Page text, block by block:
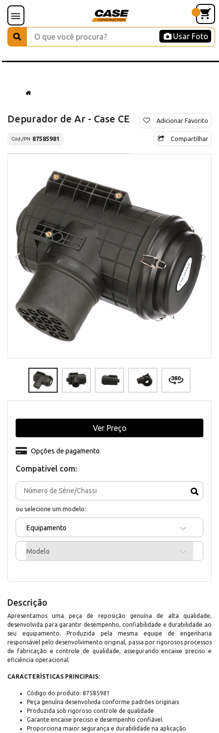
Usar Foto
Depurador de Ar - Case CE
Cód./PN 87585981
Adicionar Favorito
Compartilhar
Compativel com:
ou selecione um modelo:
Equipamento
Modelo
Opções de pagamento
Ver Preço
Descrição
Apresentamos uma peça de reposição genuína de alta qualidade,
desenvolvida para garantir desempenho, confiabilidade e durabilidade ao
seu equipamento. Produzida pela mesma equipe de engenharia
responsável pelo desenvolvimento original, passa por rigorosos processos
de fabricação e controle de qualidade, assegurando encaixe preciso e
eficiência operacional.
CARACTERÍSTICAS PRINCIPAIS:
Código do produto: 87585981
Peça genuína desenvolvida conforme padrões originais
Produzida sob rigoroso controle de qualidade
Garante encaixe preciso e desempenho confiável
Proporciona maior segurança e durabilidade na aplicação